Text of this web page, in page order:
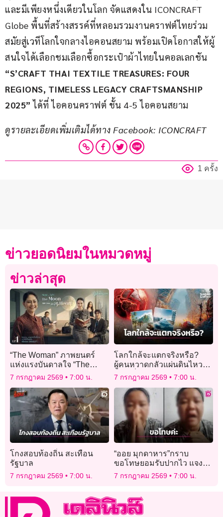
และมีเพียงหนึ่งเดียวในโลก จัดแสดงใน ICONCRAFT
Globe พื้นที่สร้างสรรค์ที่หลอมรวมงานคราฟต์ไทยร่วม
สมัยสู่เวทีโลกใจกลางไอคอนสยาม พร้อมเปิดโอกาสให้ผู้
สนใจได้เลือกชมเลือกซื้อกระเป๋าผ้าไทยในคอลเลกชัน
“S’CRAFT THAI TEXTILE TREASURES: FOUR
REGIONS, TIMELESS LEGACY CRAFTSMANSHIP
2025” ได้ที่ ไอคอนคราฟต์ ชั้น 4-5 ไอคอนสยาม
ดูรายละเอียดเพิ่มเติมได้ทาง Facebook: ICONCRAFT
1 ครั้ง
ข่าวยอดนิยมในหมวดหมู่
ข่าวล่าสุด
“The Woman” ภาพยนตร์
แห่งแรงบันดาลใจ “The
Moon Still Lives in My
Heart”
7 กรกฎาคม 2569 7:00 น.
โลกใกล้จะแตกจริงหรือ?
ผู้คนหวาดกลัวแผ่นดินไหว
เขย่าทั่วโลก
7 กรกฎาคม 2569 7:00 น.
โกงสอบท้องถิ่น สะเทือน
รัฐบาล
7 กรกฎาคม 2569 7:00 น.
“ออย มุกดาหาร”กราบ
ขอโทษยอมรับปากไว แจง
เจตนาแท้จริงแค่ห่วงพระ
ธุดงค์ พ้อตอนนี้ตกงาน
7 กรกฎาคม 2569 7:00 น.